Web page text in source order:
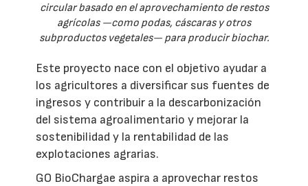
circular basado en el aprovechamiento de restos
agrícolas —como podas, cáscaras y otros
subproductos vegetales— para producir biochar.
Este proyecto nace con el objetivo ayudar a
los agricultores a diversificar sus fuentes de
ingresos y contribuir a la descarbonización
del sistema agroalimentario y mejorar la
sostenibilidad y la rentabilidad de las
explotaciones agrarias.
GO BioChargae aspira a aprovechar restos